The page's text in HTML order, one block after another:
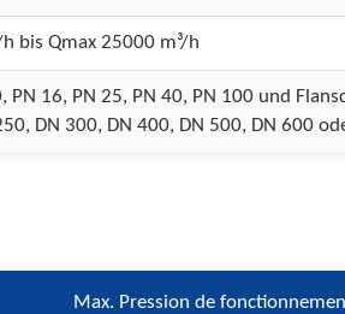
bis Qmax 25000 m³/h
PN 16, PN 25, PN 40, PN 100 und
DN 300, DN 400, DN 500, DN 600
Max. Pression de